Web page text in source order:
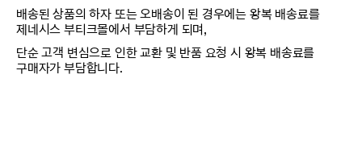
배송된 상품의 하자 또는 오배송이 된 경우에는 왕복 배송료를
제네시스 부티크몰에서 부담하게 되며,
단순 고객 변심으로 인한 교환 및 반품 요청 시 왕복 배송료를
구매자가 부담합니다.